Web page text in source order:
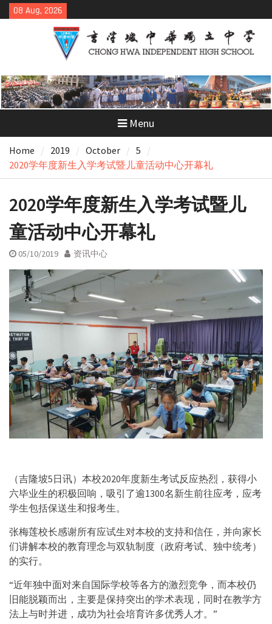
Skip
to
08 Aug, 2026
Menu
Home 2019 October
5
2020学年度新生入学考试暨儿童活动中心开幕礼
2020学年度新生入学考试暨儿
童活动中心开幕礼
05/10/2019 资讯中心
（吉隆坡5日讯）本校2020年度新生考试反应热烈，获得小
六毕业生的积极回响，吸引了逾1300名新生前往应考，应考
学生包括保送生和报考生。
张梅莲校长感谢所有应试生对本校的支持和信任，并向家长
们讲解本校的教育理念与双轨制度（政府考试、独中统考）
的实行。
“近年独中面对来自国际学校等各方的激烈竞争，而本校仍
旧能脱颖而出，主要是保持突出的学术表现，同时在教学方
法上与时并进，成功为社会培育许多优秀人才。”